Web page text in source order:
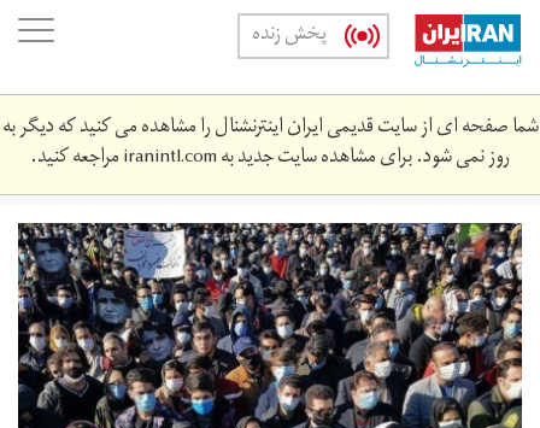
Skip
main
content
پخش زنده
شما صفحه ای از سایت قدیمی ایران اینترنشنال را مشاهده می کنید که دیگر به
روز نمی شود. برای مشاهده سایت جدید بهiranintl.comمراجعه کنید.
shajarian-
566464.jpg